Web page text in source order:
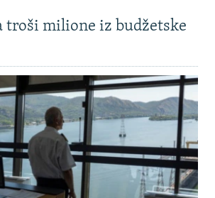
troši milione iz budžetske